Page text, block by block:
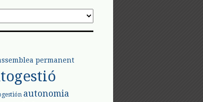
permanent
autonomia